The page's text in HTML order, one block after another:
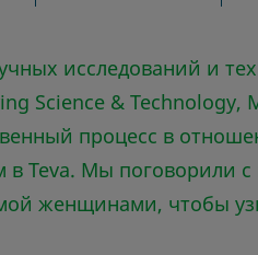
исследований и
Science & Technology,
процесс в
в Teva. Мы поговорили с
женщинами, чтобы